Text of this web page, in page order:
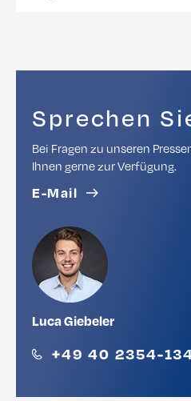
Sprechen
Bei Fragen zu unseren
Ihnen gerne zur Verfügung.
E-Mail
Luca Giebeler
+49 40 2354-